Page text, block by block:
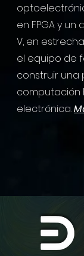
en FPGA y un
V, en
el equipo de
construir
computación
electrónica.